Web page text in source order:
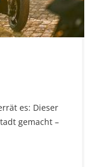
es: Dieser
gemacht –